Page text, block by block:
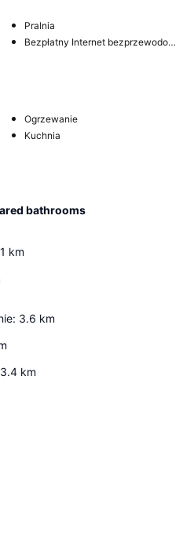
Pralnia
Bezpłatny Internet bezprzewodowy w miejscach publicznych
Ogrzewanie
Kuchnia
bathrooms
km
: 3.6 km
km